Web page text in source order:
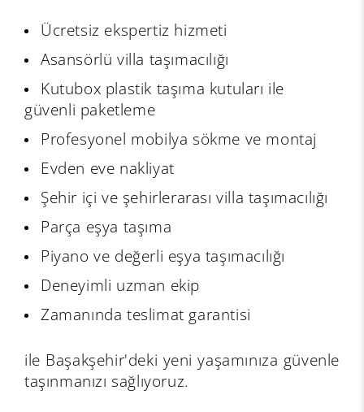
Ücretsiz ekspertiz hizmeti
Asansörlü villa taşımacılığı
Kutubox plastik taşıma kutuları ile
güvenli paketleme
Profesyonel mobilya sökme ve montaj
Evden eve nakliyat
Şehir içi ve şehirlerarası villa taşımacılığı
Parça eşya taşıma
Piyano ve değerli eşya taşımacılığı
Deneyimli uzman ekip
Zamanında teslimat garantisi
ile Başakşehir'deki yeni yaşamınıza güvenle
taşınmanızı sağlıyoruz.